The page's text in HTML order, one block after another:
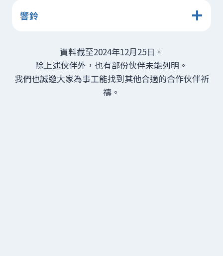
響鈴
資料截至2024年12月25日。
除上述伙伴外，也有部份伙伴未能列明。
我們也誠邀大家為事工能找到其他合適的合作伙伴祈
禱。